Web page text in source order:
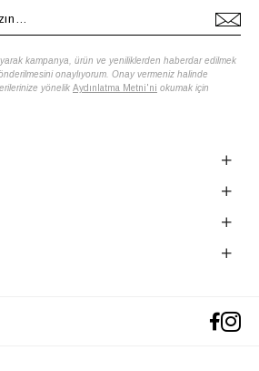
kampanya, ürün ve yeniliklerden haberdar edilmek
onaylıyorum. Onay vermeniz halinde
yönelik Aydınlatma Metni'ni okumak için